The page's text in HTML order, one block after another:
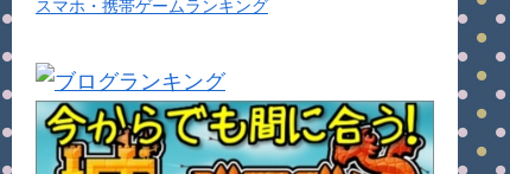
スマホ・携帯ゲームランキング